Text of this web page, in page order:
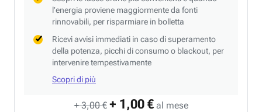
+ 3,00 € + 1,00 € al mese
l’energia proviene maggiormente da fonti
rinnovabili, per risparmiare in bolletta
Ricevi avvisi immediati in caso di superamento
della potenza, picchi di consumo o blackout, per
intervenire tempestivamente
Scopri di più